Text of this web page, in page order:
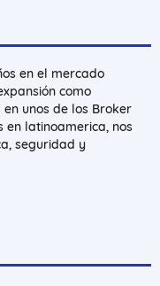
en el mercado
como
unos de los Broker
en latinoamerica, nos
seguridad y